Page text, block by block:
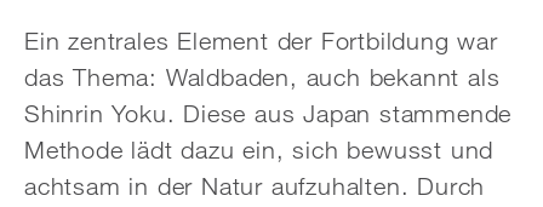
Ein zentrales Element der Fortbildung war
das Thema: Waldbaden, auch bekannt als
Shinrin Yoku. Diese aus Japan stammende
Methode lädt dazu ein, sich bewusst und
achtsam in der Natur aufzuhalten. Durch